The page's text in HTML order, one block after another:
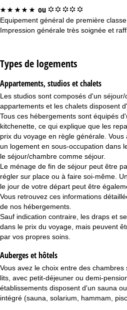
** ** * ou ° ° ° ° °
Equipement général de première
Impression générale très soignée et
Types de logements
Appartements, studios et chalets
Les studios sont composés d'un
appartements et les chalets disposent
Tous ces hébergements sont équipés
kitchenette, ce qui explique que les
prix du voyage en règle générale.
un logement en sous-occupation dans
le séjour/chambre comme séjour.
Le ménage de fin de séjour peut être
régler sur place ou à faire soi-même.
le jour de votre départ peut être
Vous retrouvez ces informations
de nos hébergements.
Sauf indication contraire, les draps et
dans le prix du voyage, mais peuvent
par vos propres soins.
Auberges et hôtels
Vous avez le choix entre des
lits, avec petit-déjeuner ou demi-
établissements disposent d'un sauna
intégré (sauna, solarium, hammam,